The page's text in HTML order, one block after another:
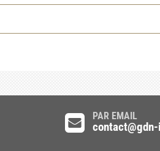
PAR EMAIL